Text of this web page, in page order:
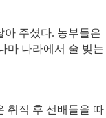
아 주셨다. 농부들은
마 나라에서 술 빚는
취직 후 선배들을 따